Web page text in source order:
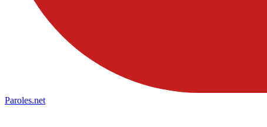
Paroles.net